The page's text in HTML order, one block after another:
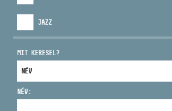
JAZZ
MIT KERESEL?
NÉV: